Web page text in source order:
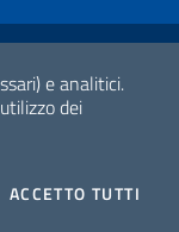
e analitici.
dei
ACCETTO TUTTI